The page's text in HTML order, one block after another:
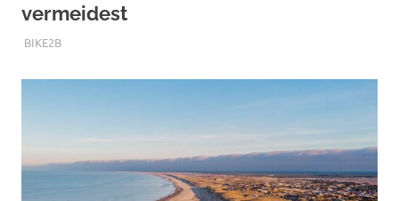
vermeidest
DEZEMBER 1, 2025
BIKE2B